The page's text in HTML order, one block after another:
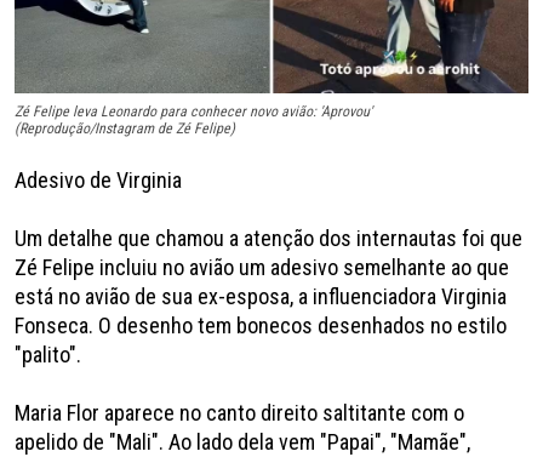
Zé Felipe leva Leonardo para conhecer novo avião: 'Aprovou'
(Reprodução/Instagram de Zé Felipe)
Adesivo de Virginia
Um detalhe que chamou a atenção dos internautas foi que
Zé Felipe incluiu no avião um adesivo semelhante ao que
está no avião de sua ex-esposa, a influenciadora Virginia
Fonseca. O desenho tem bonecos desenhados no estilo
"palito".
Maria Flor aparece no canto direito saltitante com o
apelido de "Mali". Ao lado dela vem "Papai", "Mamãe",